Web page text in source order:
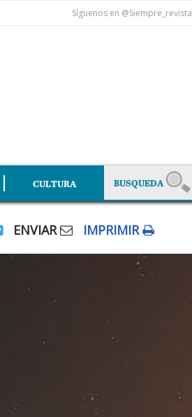
Síguenos en @Siempre_revista
CULTURA
ENVIAR IMPRIMIR